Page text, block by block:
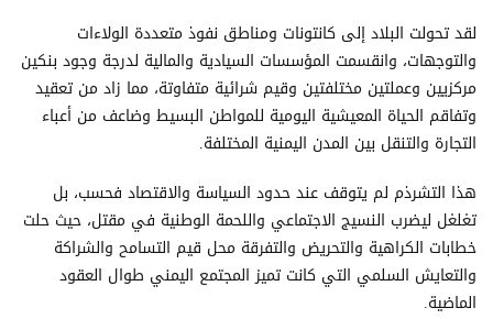
لقد تحولت البلاد إلى كانتونات ومناطق نفوذ متعددة الولاءات
والتوجهات، وانقسمت المؤسسات السيادية والمالية لدرجة وجود بنكين
مركزيين وعملتين مختلفتين وقيم شرائية متفاوتة، مما زاد من تعقيد
وتفاقم الحياة المعيشية اليومية للمواطن البسيط وضاعف من أعباء
التجارة والتنقل بين المدن اليمنية المختلفة.
هذا التشرذم لم يتوقف عند حدود السياسة والاقتصاد فحسب، بل
تغلغل ليضرب النسيج الاجتماعي واللحمة الوطنية في مقتل، حيث حلت
خطابات الكراهية والتحريض والتفرقة محل قيم التسامح والشراكة
والتعايش السلمي التي كانت تميز المجتمع اليمني طوال العقود
الماضية.